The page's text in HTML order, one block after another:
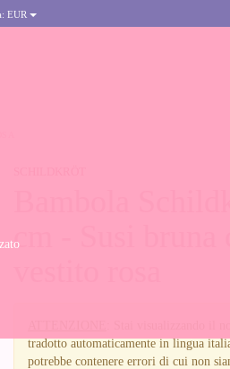
EUR
cm - Susi bruna
tradotto automaticamente in lingua
potrebbe contenere errori di cui non